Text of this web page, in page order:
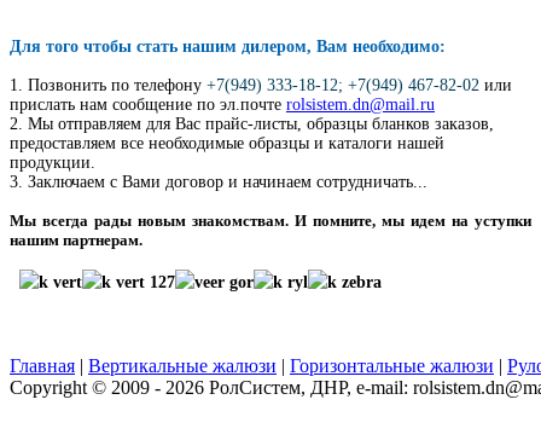
Для того чтобы стать нашим дилером, Вам необходимо:
1. Позвонить по телефону +7(949) 333-18-12; +7(949) 467-82-02 или
прислать нам сообщение по эл.почте rolsistem.dn@mail.ru
2. Мы отправляем для Вас прайс-листы, образцы бланков заказов,
предоставляем все необходимые образцы и каталоги нашей
продукции.
3. Заключаем с Вами договор и начинаем сотрудничать...
Мы всегда рады новым знакомствам. И помните, мы идем на уступки
нашим партнерам.
Главная | Вертикальные жалюзи | Горизонтальные жалюзи |
Copyright © 2009 - 2026 РолСистем, ДНР, e-mail: